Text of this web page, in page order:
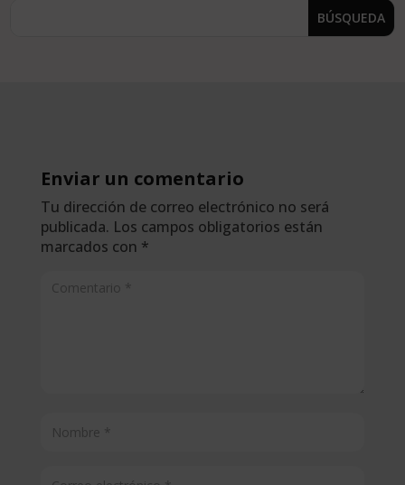
Enviar un comentario
Tu dirección de correo electrónico no será
publicada. Los campos obligatorios están
marcados con *